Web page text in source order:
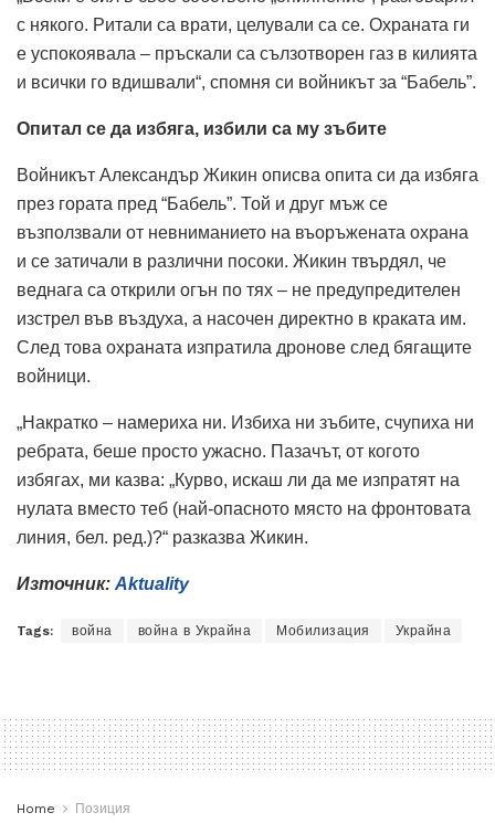
с някого. Ритали са врати, целували са се. Охраната ги
е успокоявала – пръскали са сълзотворен газ в килията
и всички го вдишвали“, спомня си войникът за “Бабель”.
Опитал се да избяга, избили са му зъбите
Войникът Александър Жикин описва опита си да избяга
през гората пред “Бабель”. Той и друг мъж се
възползвали от невниманието на въоръжената охрана
и се затичали в различни посоки. Жикин твърдял, че
веднага са открили огън по тях – не предупредителен
изстрел във въздуха, а насочен директно в краката им.
След това охраната изпратила дронове след бягащите
войници.
„Накратко – намериха ни. Избиха ни зъбите, счупиха ни
ребрата, беше просто ужасно. Пазачът, от когото
избягах, ми казва: „Курво, искаш ли да ме изпратят на
нулата вместо теб (най-опасното място на фронтовата
линия, бел. ред.)?“ разказва Жикин.
Източник: Aktuality
Tags: война война в Украйна Мобилизация Украйна
Home Позиция